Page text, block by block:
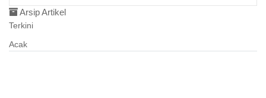
Arsip Artikel
Terkini
Acak